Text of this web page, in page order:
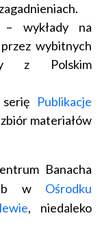
– wykłady na
wybitnych
z Polskim
Publikacje
materiałów
Banacha
w Ośrodku
, niedaleko